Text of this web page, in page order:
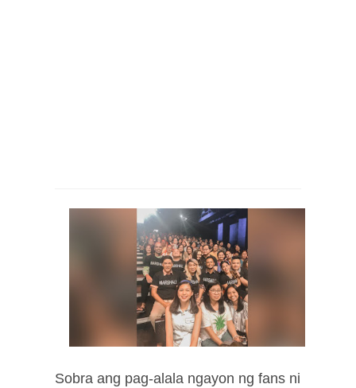
Sobra ang pag-alala ngayon ng fans ni